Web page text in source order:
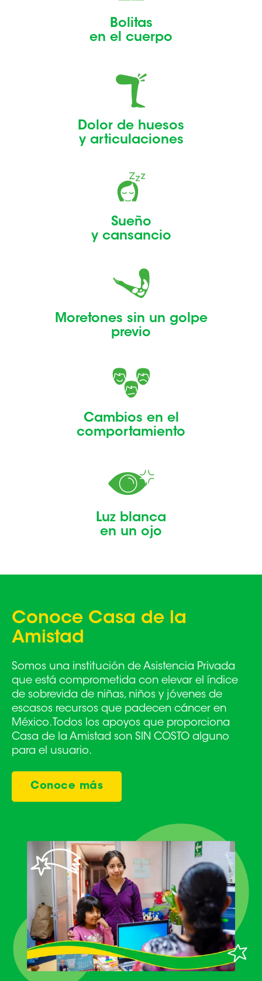
Bolitas
en el cuerpo
Dolor de huesos
y articulaciones
Sueño
y cansancio
Moretones sin un golpe
previo
Cambios en el
comportamiento
Luz blanca
en un ojo
Conoce Casa de la
Amistad
Somos una institución de Asistencia Privada
que está comprometida con elevar el índice
de sobrevida de niñas, niños y jóvenes de
escasos recursos que padecen cáncer en
México. Todos los apoyos que proporciona
Casa de la Amistad son SIN COSTO alguno
para el usuario.
Conoce más